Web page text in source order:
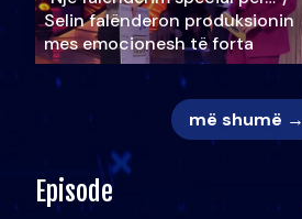
Selin falënderon produksionin
mes emocionesh të forta
më shumë →
Episode